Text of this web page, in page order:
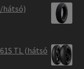
hátsó)
TL (hátsó